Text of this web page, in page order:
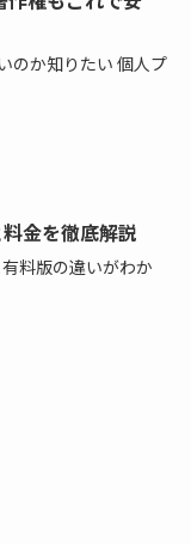
のか知りたい 個人プ
金を徹底解説
料版の違いがわか